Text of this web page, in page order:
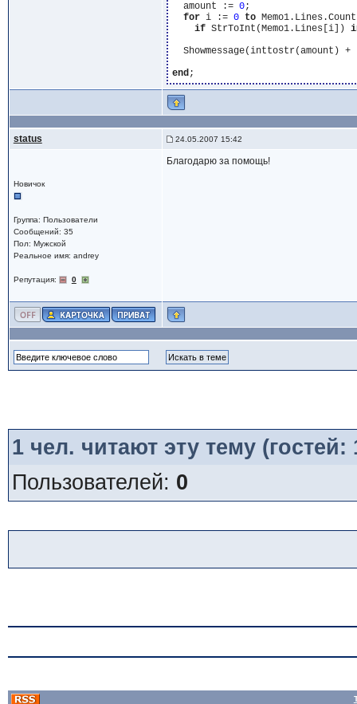
  amount :=
0;
for i := 0 to
if StrToInt(Memo1.Lines[i])
  Showmessage(inttostr(amount) +
end
status 24.05.2007 15:42
Новичок
Группа: Пользователи
Сообщений: 35
Пол: Мужской
Реальное имя: andrey
Репутация: 0
Благодарю за помощь!
1чел. читают эту тему
Пользователей: 0